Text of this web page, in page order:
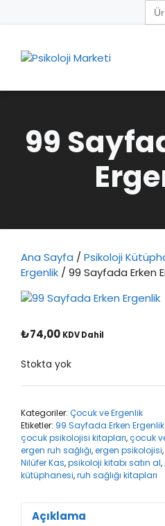
for:
99
Ana Sayfa / Psikoloji
Ergenlik / 99 Sayfada Erken
₺74,00 KDV Dahil
Stokta yok
Kategoriler: Çocuk ve Ergenlik
Etiketler: 99 Sayfada Erken Ergenlik
çocuk psikolojisi kitapları,çocuk
ergen ruh sağlığı,ergen psikolojisi,
Nilüfer Kas,psikoloji kitabı satın al,
kütüphanesi,ruh sağlığı kitapları
Açıklama